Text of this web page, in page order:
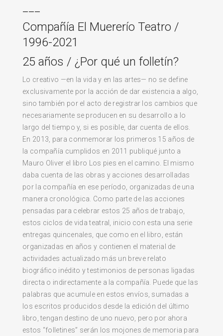
Compañía El Muererío Teatro /
1996-2021
25 años / ¿Por qué un folletín?
Lo creativo —en la vida y en las artes— no se define
exclusivamente por la acción de dar existencia a algo,
sino también por el acto de registrar los cambios que
necesariamente se producen en su desarrollo a lo
largo del tiempo y, si es posible, dar cuenta de ellos.
En 2013, para conmemorar los primeros 15 años de
la compañía cumplidos en 2011 publiqué junto a
Mauro Oliver el libro Los pies en el camino. El mismo
daba cuenta de las obras y acciones desarrolladas
por la compañía en ese período, organizadas de una
manera cronológica. Como parte de las acciones
pensadas para celebrar estos 25 años de trabajo,
estos ciclos de vida teatral, inicio con esta una serie
entregas quincenales, que como en el libro, están
organizadas en años y contienen el material de
actividades actualizado más un breve relato
biográfico inédito y testimonios de personas ligadas
directa o indirectamente a la compañía. Puede que las
palabras que acumule en estos envíos, sumadas a
los escritos producidos desde la edición del último
libro, tengan destino de uno nuevo, pero por ahora
estos “folletines” serán los mojones de memoria para